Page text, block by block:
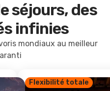
séjours, des
infinies
mondiaux au meilleur
Flexibilité totale